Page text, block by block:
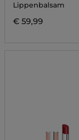
Lippenbalsam
€ 59,99